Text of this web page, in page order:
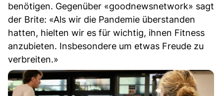
benötigen. Gegenüber «goodnewsnetwork» sagt
der Brite: «Als wir die Pandemie überstanden
hatten, hielten wir es für wichtig, ihnen Fitness
anzubieten. Insbesondere um etwas Freude zu
verbreiten.»